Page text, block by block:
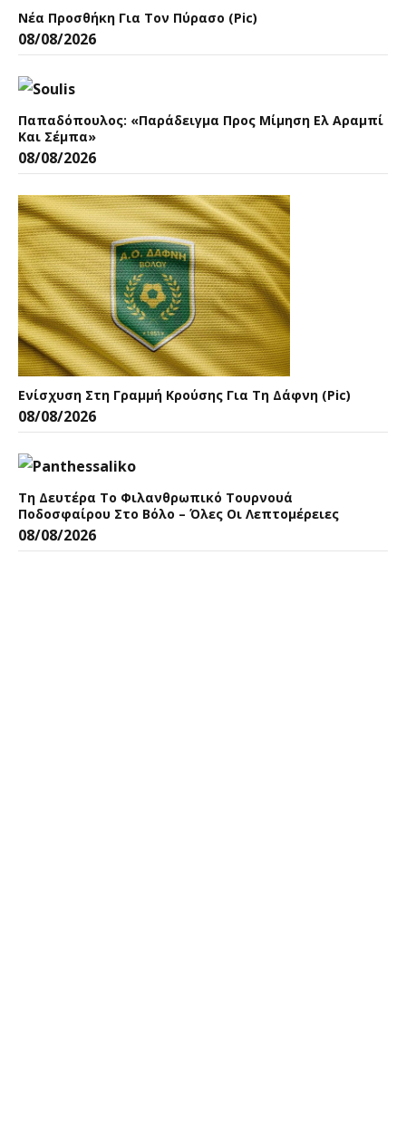
Νέα Προσθήκη Για Τον Πύρασο (pic)
08/08/2026
Παπαδόπουλος: «Παράδειγμα Προς Μίμηση Ελ Αραμπί
Και Σέμπα»
08/08/2026
Ενίσχυση Στη Γραμμή Κρούσης Για Τη Δάφνη (pic)
08/08/2026
Τη Δευτέρα Το Φιλανθρωπικό Τουρνουά
Ποδοσφαίρου Στο Βόλο – Όλες Οι Λεπτομέρειες
08/08/2026